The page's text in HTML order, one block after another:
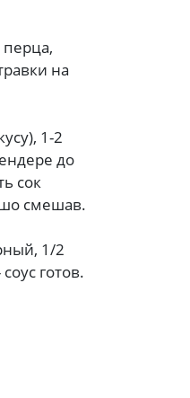
перца,
на
1-2
до
сок
смешав.
1/2
готов.